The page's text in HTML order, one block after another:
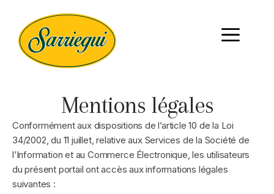
Mentions légales
Conformément aux dispositions de l’article 10 de la Loi
34/2002, du 11 juillet, relative aux Services de la Société de
l’Information et au Commerce Électronique, les utilisateurs
du présent portail ont accès aux informations légales
suivantes :